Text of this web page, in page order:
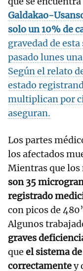
Galdakao-
solo un 10% de
gravedad de
pasado lunes
Según el relato
estado
multiplican por
aseguran.
Los partes
los afectados
Mientras que los
son35
registrado
con picos de
Algunos
graves
que el sistema
correctamentey